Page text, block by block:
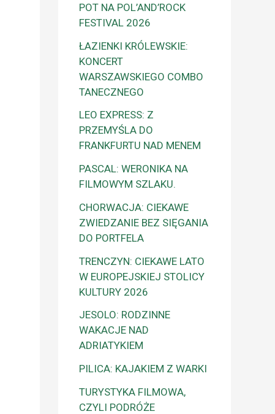
POT NA POL’AND’ROCK
FESTIVAL 2026
ŁAZIENKI KRÓLEWSKIE:
KONCERT
WARSZAWSKIEGO COMBO
TANECZNEGO
LEO EXPRESS: Z
PRZEMYŚLA DO
FRANKFURTU NAD MENEM
PASCAL: WERONIKA NA
FILMOWYM SZLAKU.
CHORWACJA: CIEKAWE
ZWIEDZANIE BEZ SIĘGANIA
DO PORTFELA
TRENCZYN: CIEKAWE LATO
W EUROPEJSKIEJ STOLICY
KULTURY 2026
JESOLO: RODZINNE
WAKACJE NAD
ADRIATYKIEM
PILICA: KAJAKIEM Z WARKI
TURYSTYKA FILMOWA,
CZYLI PODRÓŻE